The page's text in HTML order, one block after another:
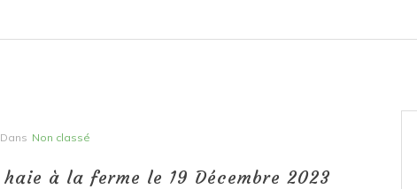
Dans Non classé
à la ferme le 19 Décembre 2023